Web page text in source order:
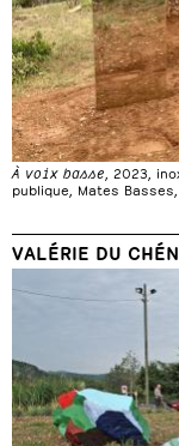
À voix basse , 2023,
publique, Mates
VALÉRIE DU